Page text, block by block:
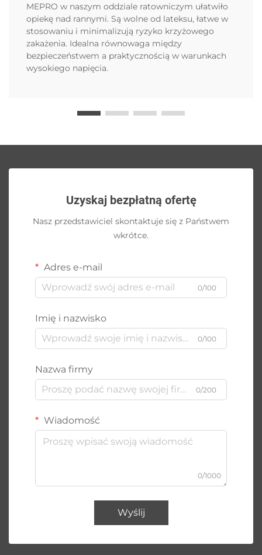
MEPRO w naszym oddziale ratowniczym ułatwiło
opiekę nad rannymi. Są wolne od lateksu, łatwe w
stosowaniu i minimalizują ryzyko krzyżowego
zakażenia. Idealna równowaga między
bezpieczeństwem a praktycznością w warunkach
wysokiego napięcia.
Uzyskaj bezpłatną ofertę
Nasz przedstawiciel skontaktuje się z Państwem
wkrótce.
Adres e-mail
0/100
Imię i nazwisko
0/100
Nazwa firmy
0/200
Wiadomość
0/1000
Wyślij